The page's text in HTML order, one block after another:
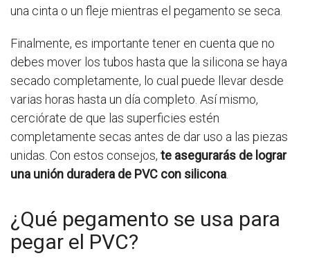
una cinta o un fleje mientras el pegamento se seca.
Finalmente, es importante tener en cuenta que no
debes mover los tubos hasta que la silicona se haya
secado completamente, lo cual puede llevar desde
varias horas hasta un día completo. Así mismo,
cerciórate de que las superficies estén
completamente secas antes de dar uso a las piezas
unidas. Con estos consejos, te asegurarás de lograr
una unión duradera de PVC con silicona
¿Qué pegamento se usa para
pegar el PVC?